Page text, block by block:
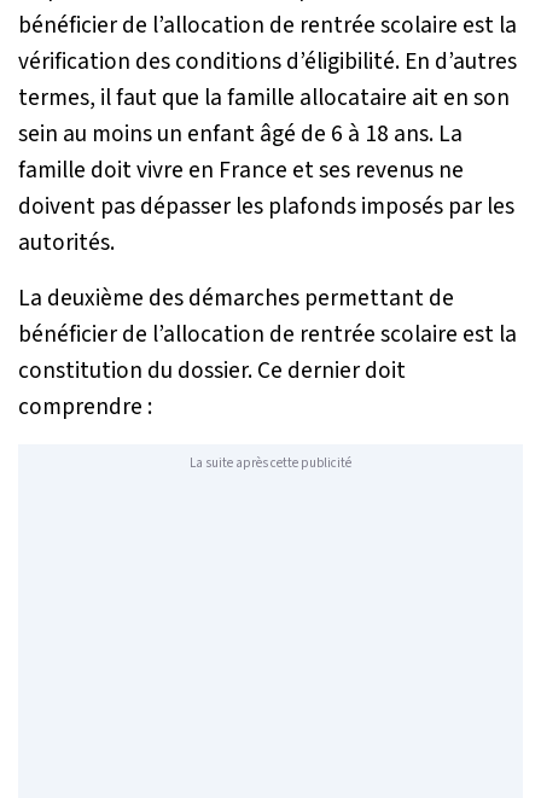
bénéficier de l’allocation de rentrée scolaire est la
vérification des conditions d’éligibilité. En d’autres
termes, il faut que la famille allocataire ait en son
sein au moins un enfant âgé de 6 à 18 ans. La
famille doit vivre en France et ses revenus ne
doivent pas dépasser les plafonds imposés par les
autorités.
La deuxième des démarches permettant de
bénéficier de l’allocation de rentrée scolaire est la
constitution du dossier. Ce dernier doit
comprendre :
La suite après cette publicité